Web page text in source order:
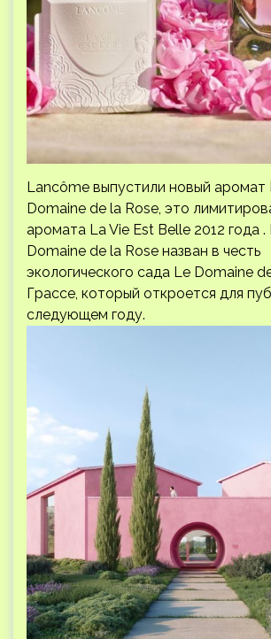
Lancôme выпустили новый аромат
Domaine de la Rose, это
аромата La Vie Est Belle 2012 года .
Domaine de la Rose назван в честь
экологического сада Le Domaine
Грассе, который откроется для
следующем году.